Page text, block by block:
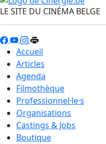
LE SITE DU CINÉMA BELGE
Accueil
Articles
Agenda
Filmothèque
Professionnel·le·s
Organisations
Castings & Jobs
Boutique